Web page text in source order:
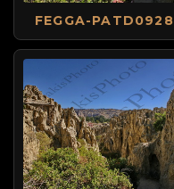
FEGGA-PATD0928